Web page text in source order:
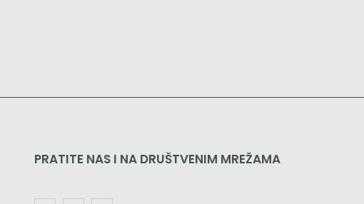
PRATITE NAS I NA DRUŠTVENIM MREŽAMA